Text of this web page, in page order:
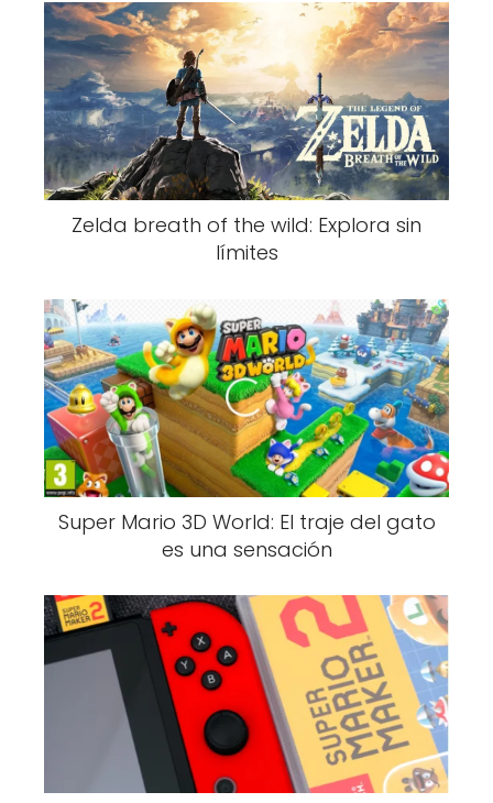
Zelda breath of the wild: Explora sin
límites
Super Mario 3D World: El traje del gato
es una sensación